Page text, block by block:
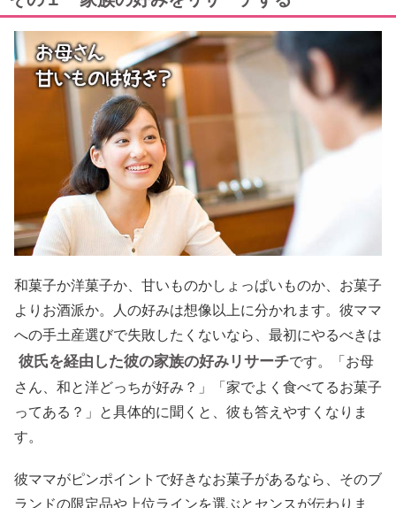
和菓子か洋菓子か、甘いものかしょっぱいものか、お菓子
よりお酒派か。人の好みは想像以上に分かれます。彼ママ
への手土産選びで失敗したくないなら、最初にやるべきは
彼氏を経由した彼の家族の好みリサーチです。「お母
さん、和と洋どっちが好み？」「家でよく食べてるお菓子
ってある？」と具体的に聞くと、彼も答えやすくなりま
す。
彼ママがピンポイントで好きなお菓子があるなら、そのブ
ランドの限定品や上位ラインを選ぶとセンスが伝わりま